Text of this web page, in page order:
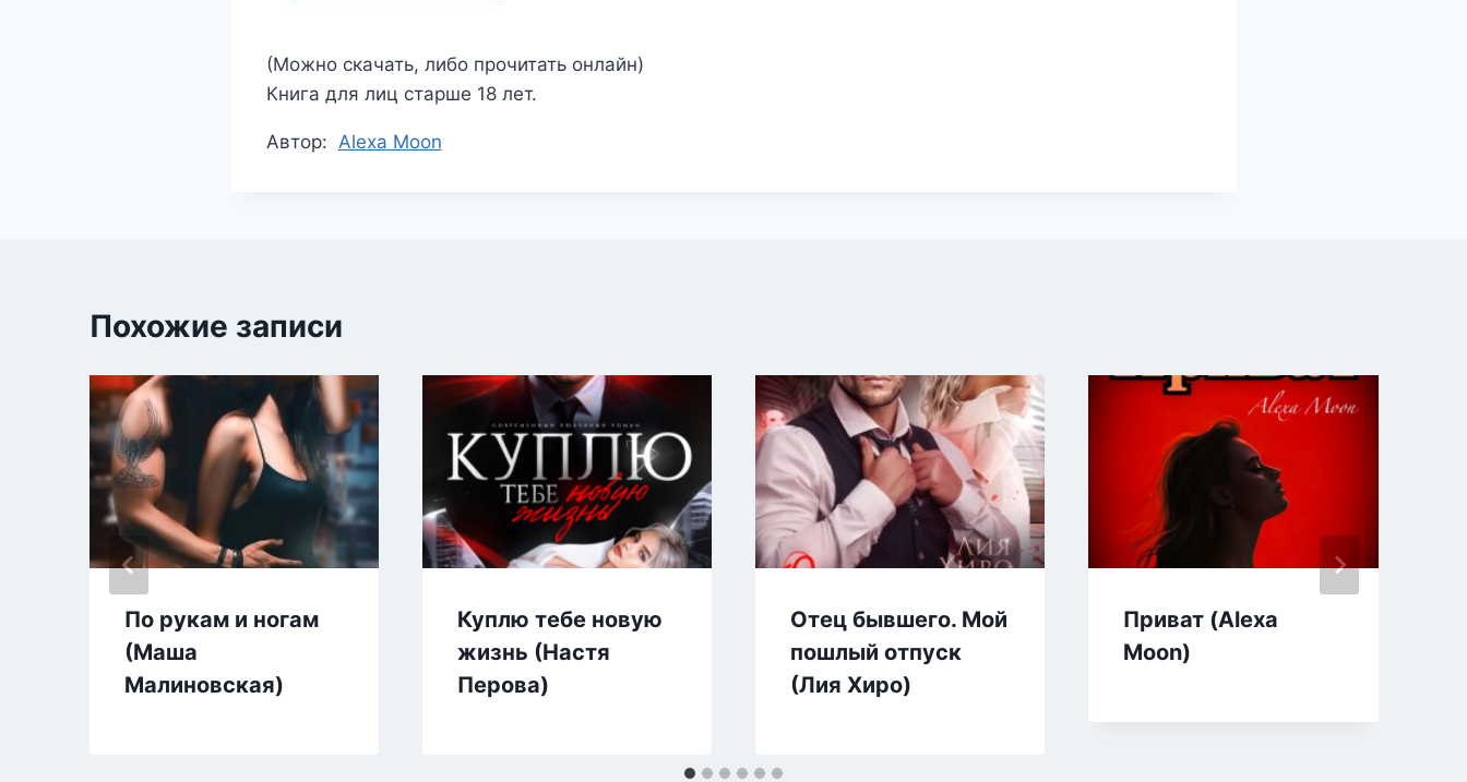
(Можно скачать, либо прочитать онлайн)
Книга для лиц старше 18 лет.
Метки
Автор: Alexa Moon
Похожие записи
По рукам и ногам
(Маша
Малиновская)
Куплю тебе новую
жизнь (Настя
Перова)
Отец бывшего. Мой
пошлый отпуск
(Лия Хиро)
Приват (Alexa
Moon)